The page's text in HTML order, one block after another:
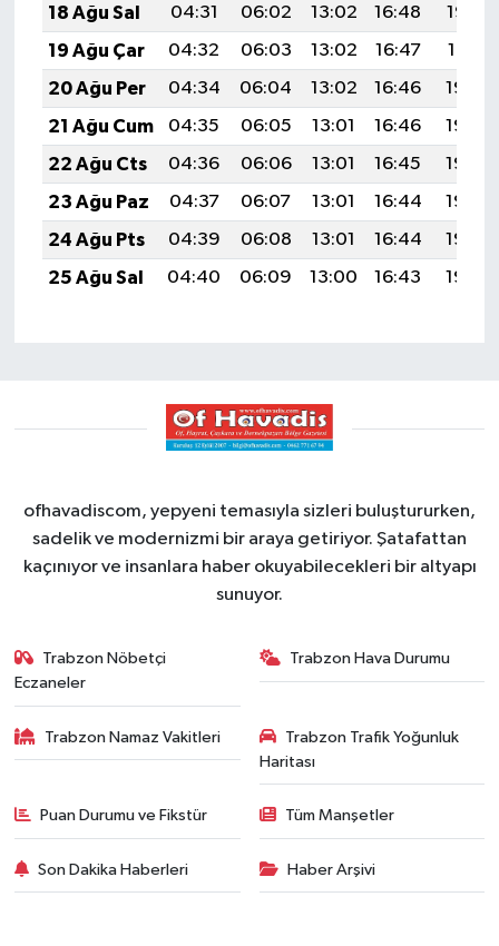
18 Ağu Sal
04:31 06:02 13:02 16:48
19:52
19 Ağu Çar
04:32 06:03 13:02 16:47
19:51
20 Ağu Per
04:34 06:04 13:02 16:46
19:49
21 Ağu Cum
04:35 06:05 13:01 16:46
19:48
22 Ağu Cts
04:36 06:06 13:01 16:45
19:46
23 Ağu Paz
04:37 06:07 13:01 16:44
19:45
24 Ağu Pts
04:39 06:08 13:01 16:44
19:44
25 Ağu Sal
04:40 06:09 13:00 16:43 19:42
ofhavadiscom, yepyeni temasıyla sizleri buluştururken,
sadelik ve modernizmi bir araya getiriyor. Şatafattan
kaçınıyor ve insanlara haber okuyabilecekleri bir altyapı
sunuyor.
Trabzon Nöbetçi
Eczaneler
Trabzon Hava Durumu
Trabzon Namaz Vakitleri
Trabzon Trafik Yoğunluk
Haritası
Puan Durumu ve Fikstür Tüm Manşetler
Son Dakika Haberleri Haber Arşivi